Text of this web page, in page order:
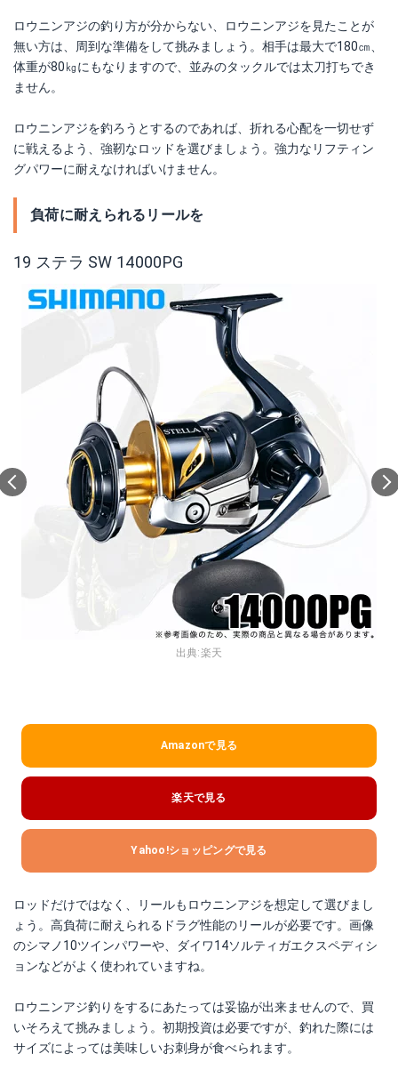
ロウニンアジの釣り方が分からない、ロウニンアジを見たことが
無い方は、周到な準備をして挑みましょう。相手は最大で180㎝、
体重が80㎏にもなりますので、並みのタックルでは太刀打ちでき
ません。
ロウニンアジを釣ろうとするのであれば、折れる心配を一切せず
に戦えるよう、強靭なロッドを選びましょう。強力なリフティン
グパワーに耐えなければいけません。
負荷に耐えられるリールを
19 ステラ SW 14000PG
出典:楽天
Amazonで見る
楽天で見る
Yahoo!ショッピングで見る
ロッドだけではなく、リールもロウニンアジを想定して選びまし
ょう。高負荷に耐えられるドラグ性能のリールが必要です。画像
のシマノ10ツインパワーや、ダイワ14ソルティガエクスペディシ
ョンなどがよく使われていますね。
ロウニンアジ釣りをするにあたっては妥協が出来ませんので、買
いそろえて挑みましょう。初期投資は必要ですが、釣れた際には
サイズによっては美味しいお刺身が食べられます。